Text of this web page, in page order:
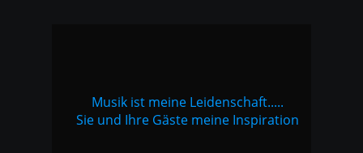
Musik ist meine Leidenschaft.....
Sie und Ihre Gäste meine Inspiration